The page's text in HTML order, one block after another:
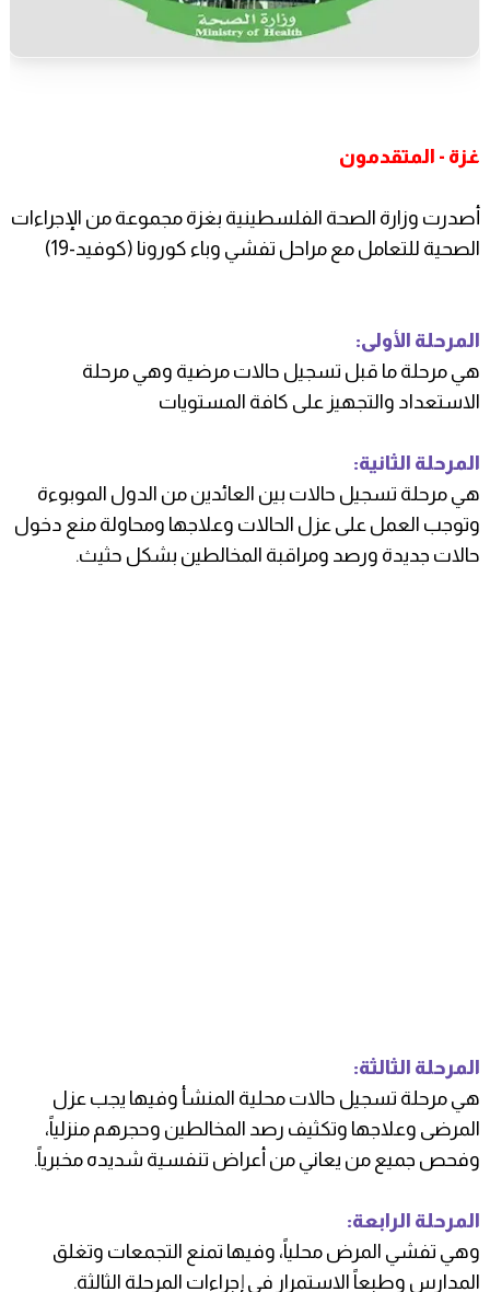
غزة - المتقدمون
أصدرت وزارة الصحة الفلسطينية بغزة مجموعة من الإجراءات
الصحية للتعامل مع مراحل تفشي وباء كورونا (كوفيد-19)
المرحلة الأولى:
هي مرحلة ما قبل تسجيل حالات مرضية وهي مرحلة
الاستعداد والتجهيز على كافة المستويات
المرحلة الثانية:
هي مرحلة تسجيل حالات بين العائدين من الدول الموبوءة
وتوجب العمل على عزل الحالات وعلاجها ومحاولة منع دخول
حالات جديدة ورصد ومراقبة المخالطين بشكل حثيث.
المرحلة الثالثة:
هي مرحلة تسجيل حالات محلية المنشأ وفيها يجب عزل
المرضى وعلاجها وتكثيف رصد المخالطين وحجرهم منزلياً،
وفحص جميع من يعاني من أعراض تنفسية شديده مخبرياً.
المرحلة الرابعة:
وهي تفشي المرض محلياً، وفيها تمنع التجمعات وتغلق
المدارس وطبعاً الاستمرار في إجراءات المرحلة الثالثة.